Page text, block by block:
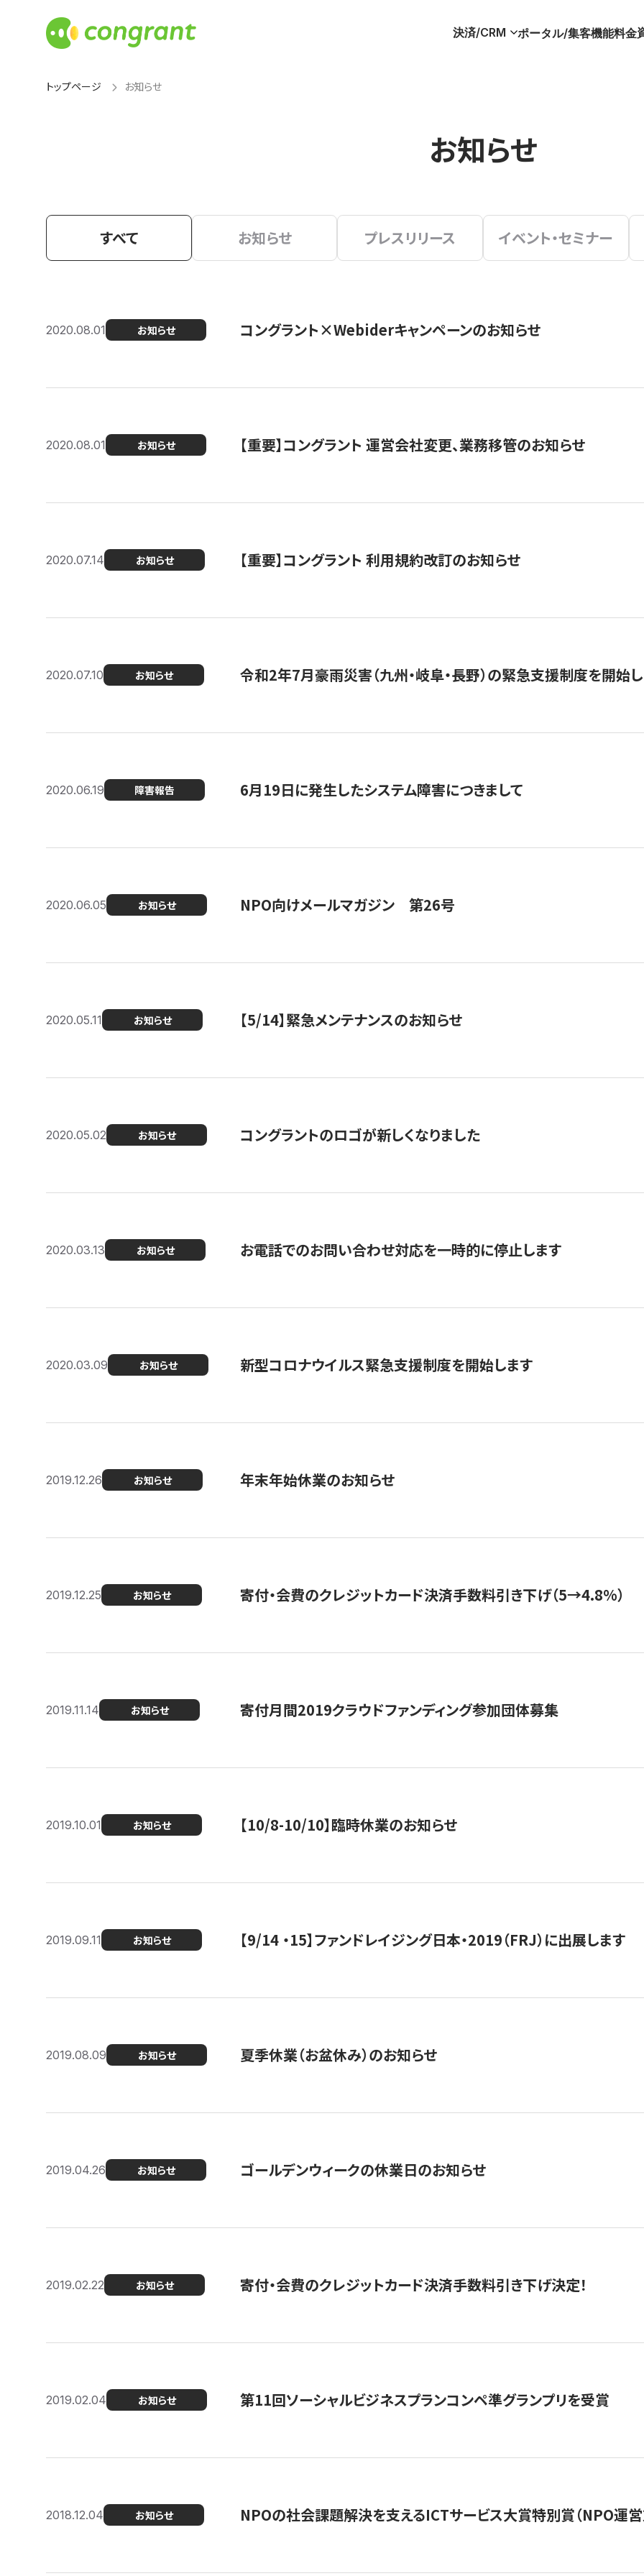
決済/CRM ポータル/集客機能料金
トップページ お知らせ
お知らせ
すべて お知らせ プレスリリース イベント・セミナー
2020.08.01 お知らせ コングラント×Webiderキャンペーンのお知らせ
2020.08.01 お知らせ 【重要】コングラント 運営会社変更、業務移管のお知らせ
2020.07.14 お知らせ 【重要】コングラント 利用規約改訂のお知らせ
2020.07.10 お知らせ 令和2年7月豪雨災害（九州・岐阜・長野）の緊急支援制度を開始
2020.06.19 障害報告 6月19日に発生したシステム障害につきまして
2020.06.05 お知らせ NPO向けメールマガジン 第26号
2020.05.11 お知らせ 【5/14】緊急メンテナンスのお知らせ
2020.05.02 お知らせ コングラントのロゴが新しくなりました
2020.03.13 お知らせ お電話でのお問い合わせ対応を一時的に停止します
2020.03.09 お知らせ 新型コロナウイルス緊急支援制度を開始します
2019.12.26 お知らせ 年末年始休業のお知らせ
2019.12.25 お知らせ 寄付・会費のクレジットカード決済手数料引き下げ（5→4.8%）
2019.11.14 お知らせ 寄付月間2019クラウドファンディング参加団体募集
2019.10.01 お知らせ 【10/8-10/10】臨時休業のお知らせ
2019.09.11 お知らせ 【9/14 ・15】ファンドレイジング日本・2019（FRJ）に出展します
2019.08.09 お知らせ 夏季休業（お盆休み）のお知らせ
2019.04.26 お知らせ ゴールデンウィークの休業日のお知らせ
2019.02.22 お知らせ 寄付・会費のクレジットカード決済手数料引き下げ決定！
2019.02.04 お知らせ 第11回ソーシャルビジネスプランコンペ準グランプリを受賞
2018.12.04 お知らせ NPOの社会課題解決を支えるICTサービス大賞特別賞（NPO運